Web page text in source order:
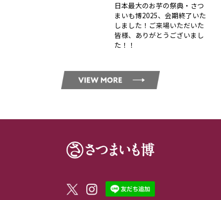
日本最大のお芋の祭典・さつ
まいも博2025、会期終了いた
しました！ご来場いただいた
皆様、ありがとうございまし
た！！